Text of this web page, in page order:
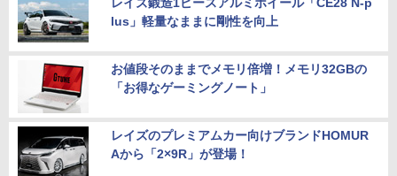
レイズ鍛造1ピースアルミホイール「CE28 N-p
lus」軽量なままに剛性を向上
お値段そのままでメモリ倍増！メモリ32GBの
「お得なゲーミングノート」
レイズのプレミアムカー向けブランドHOMUR
Aから「2×9R」が登場！